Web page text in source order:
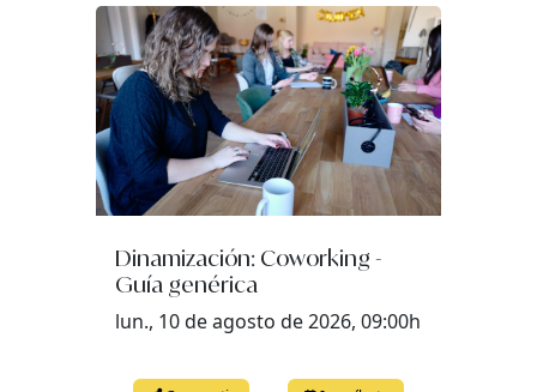
Dinamización: Coworking -
Guía genérica
lun., 10 de agosto de 2026, 09:00h